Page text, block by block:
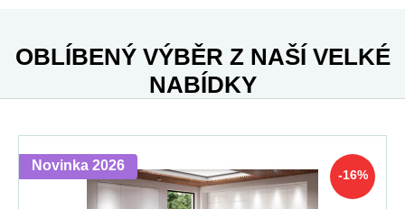
OBLÍBENÝ VÝBĚR Z NAŠÍ VELKÉ
NABÍDKY
-16%
Novinka 2026